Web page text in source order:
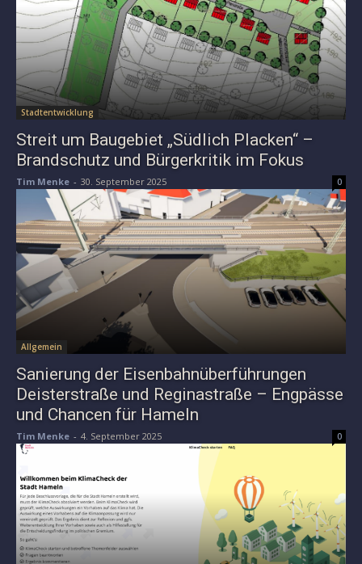
Stadtentwicklung
Streit um Baugebiet „Südlich Placken“ –
Brandschutz und Bürgerkritik im Fokus
Tim Menke - 30. September 2025 0
Allgemein
Sanierung der Eisenbahnüberführungen
Deisterstraße und Reginastraße – Engpässe
und Chancen für Hameln
Tim Menke - 4. September 2025 0